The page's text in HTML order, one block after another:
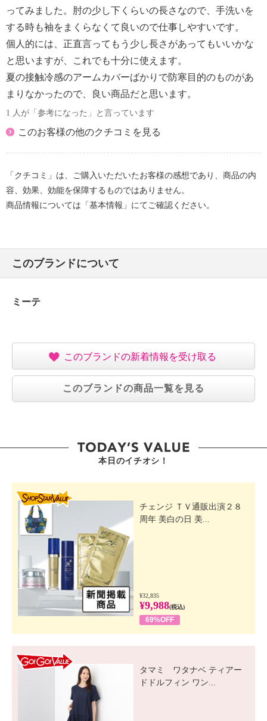
ってみました。肘の少し下くらいの長さなので、手洗いを
する時も袖をまくらなくて良いので仕事しやすいです。
個人的には、正直言ってもう少し長さがあってもいいかな
と思いますが、これでも十分に使えます。
夏の接触冷感のアームカバーばかりで防寒目的のものがあ
まりなかったので、良い商品だと思います。
1 人が「参考になった」と言っています
このお客様の他のクチコミを見る
「クチコミ」は、ご購入いただいたお客様の感想であり、商品の内
容、効果、効能を保障するものではありません。
商品情報については「基本情報」にてご確認ください。
このブランドについて
ミーテ
このブランドの新着情報を受け取る
このブランドの商品一覧を見る
本日のイチオシ！
チェンジ ＴＶ通販出演２８
周年 美白の日 美...
¥32,835
¥9,988(税込)
69%OFF
タマミ ワタナベ ティアー
ドドルフィン ワン...